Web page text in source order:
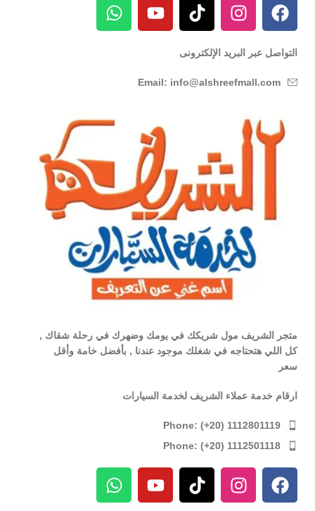
التواصل عبر البريد الإلكترونى
Email: info@alshreefmall.com
متجر الشريف مول شريكك في يومك وضهرك في رحلة شقاك ,
كل اللي هتحتاجه في شغلك موجود عندنا , بأفضل خامة وأقل
سعر
ارقام خدمة عملاء الشريف لخدمة السيارات
Phone: (+20) 1112801119
Phone: (+20) 1112501118